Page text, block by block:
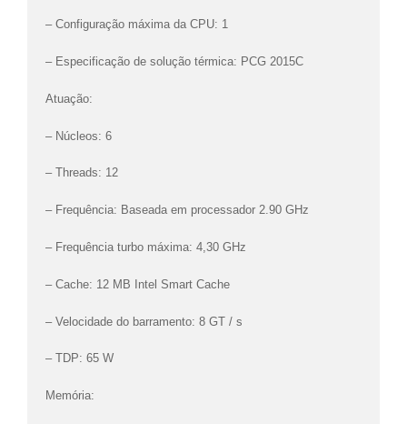
– Configuração máxima da CPU: 1
– Especificação de solução térmica: PCG 2015C
Atuação:
– Núcleos: 6
– Threads: 12
– Frequência: Baseada em processador 2.90 GHz
– Frequência turbo máxima: 4,30 GHz
– Cache: 12 MB Intel Smart Cache
– Velocidade do barramento: 8 GT / s
– TDP: 65 W
Memória: